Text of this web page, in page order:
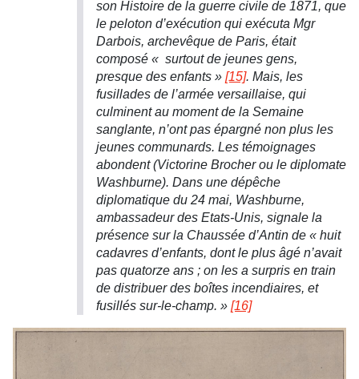
son Histoire de la guerre civile de 1871, que
le peloton d’exécution qui exécuta Mgr
Darbois, archevêque de Paris, était
composé « surtout de jeunes gens,
presque des enfants » [15]. Mais, les
fusillades de l’armée versaillaise, qui
culminent au moment de la Semaine
sanglante, n’ont pas épargné non plus les
jeunes communards. Les témoignages
abondent (Victorine Brocher ou le diplomate
Washburne). Dans une dépêche
diplomatique du 24 mai, Washburne,
ambassadeur des Etats-Unis, signale la
présence sur la Chaussée d’Antin de « huit
cadavres d’enfants, dont le plus âgé n’avait
pas quatorze ans ; on les a surpris en train
de distribuer des boîtes incendiaires, et
fusillés sur-le-champ. » [16]